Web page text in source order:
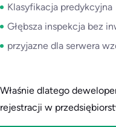
Klasyfikacja predykcyjna
Głębsza inspekcja bez
przyjazne dla serwera
Właśnie dlatego
rejestracji w